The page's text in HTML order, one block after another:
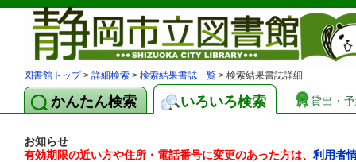
図書館トップ> 詳細検索 > 検索結果書誌一覧 > 検索結果書誌詳細
かんたん検索 いろいろ検索 貸出・
お知らせ
有効期限の近い方や住所・電話番号に変更のあった方は、 利用者